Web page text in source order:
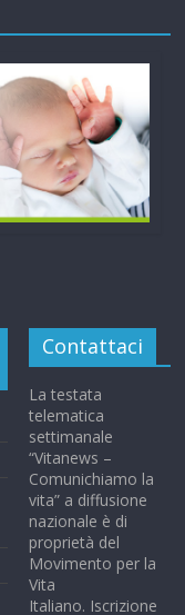
Contattaci
La testata
telematica
settimanale
“Vitanews –
Comunichiamo la
vita” a diffusione
nazionale è di
proprietà del
Movimento per la
Vita
Italiano. Iscrizione